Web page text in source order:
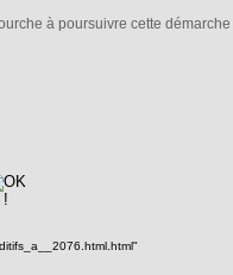
à poursuivre cette démarche